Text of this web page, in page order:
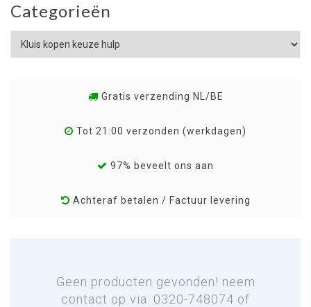
Categorieën
Gratis verzending NL/BE
Tot 21:00 verzonden (werkdagen)
97% beveelt ons aan
Achteraf betalen / Factuur levering
Geen producten gevonden! neem
contact op via: 0320-748074 of